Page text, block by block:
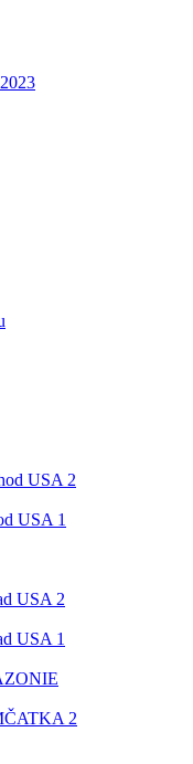
USA 2
USA 1
USA 2
USA 1
2